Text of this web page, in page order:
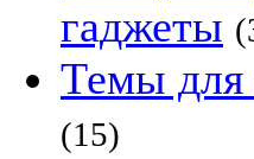
гаджеты
Темы для
(15)